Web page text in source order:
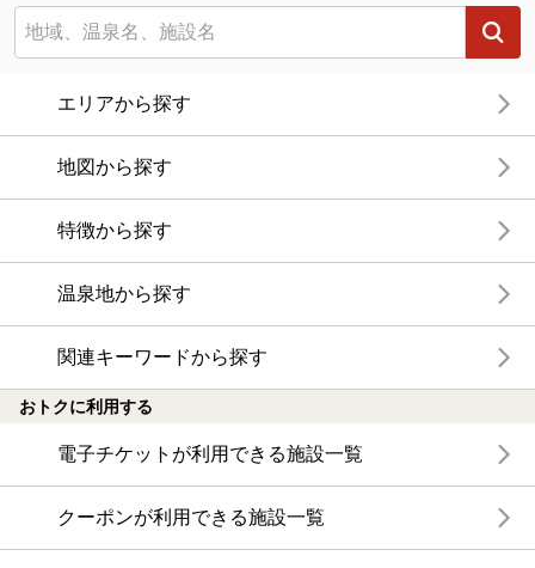
エリアから探す
地図から探す
特徴から探す
温泉地から探す
関連キーワードから探す
おトクに利用する
電子チケットが利用できる施設一覧
クーポンが利用できる施設一覧